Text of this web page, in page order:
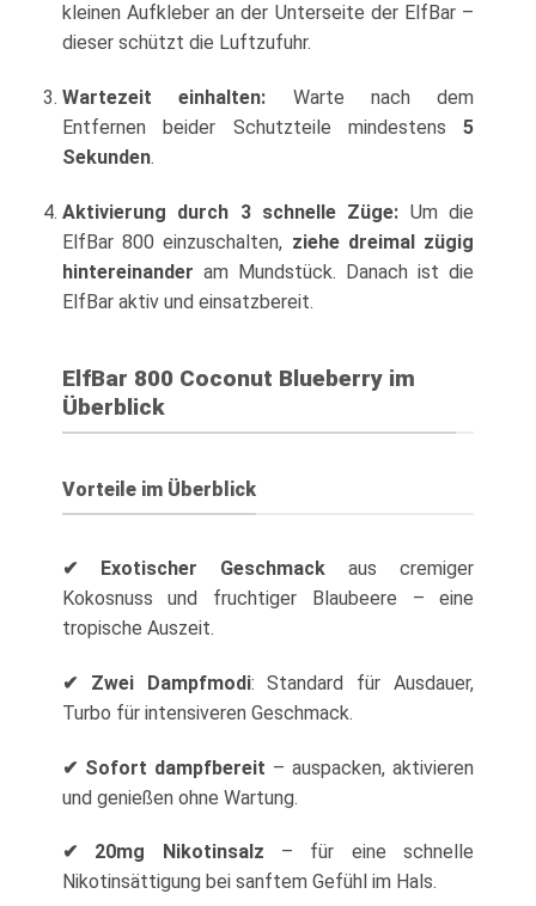
kleinen Aufkleber an der Unterseite der ElfBar –
dieser schützt die Luftzufuhr.
Wartezeit einhalten: Warte nach dem
Entfernen beider Schutzteile mindestens5
Sekunden.
Aktivierung durch 3 schnelle Züge: Um die
ElfBar 800 einzuschalten, ziehe dreimal zügig
hintereinander am Mundstück. Danach ist die
ElfBar aktiv und einsatzbereit.
ElfBar 800 Coconut Blueberry im
Überblick
Vorteile im Überblick
✔ Exotischer Geschmack aus cremiger
Kokosnuss und fruchtiger Blaubeere – eine
tropische Auszeit.
✔ Zwei Dampfmodi: Standard für Ausdauer,
Turbo für intensiveren Geschmack.
✔ Sofort dampfbereit – auspacken, aktivieren
und genießen ohne Wartung.
✔ 20mg Nikotinsalz – für eine schnelle
Nikotinsättigung bei sanftem Gefühl im Hals.